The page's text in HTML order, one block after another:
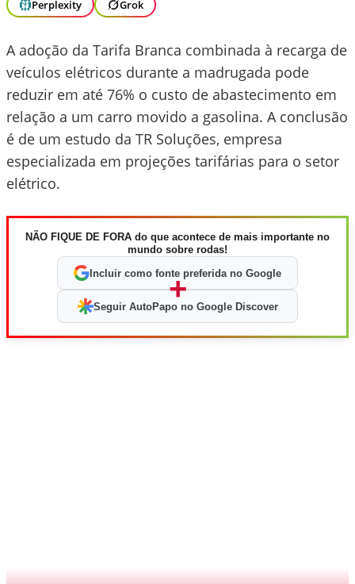
Perplexity
Grok
A adoção da Tarifa Branca combinada à recarga de
veículos elétricos durante a madrugada pode
reduzir em até 76% o custo de abastecimento em
relação a um carro movido a gasolina. A conclusão
é de um estudo da TR Soluções, empresa
especializada em projeções tarifárias para o setor
elétrico.
NÃO FIQUE DE FORA do que acontece de mais importante no
mundo sobre rodas!
Incluir como fonte preferida no Google
+
Seguir AutoPapo no Google Discover